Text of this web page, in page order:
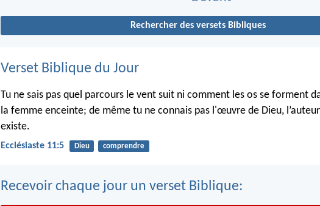
Rechercher des versets Bibliques
Verset Biblique du Jour
Tu ne sais pas quel parcours le vent suit ni comment les os se forment
la femme enceinte; de même tu ne connais pas l'œuvre de Dieu,
existe.
Ecclésiaste 11:5 Dieu comprendre
Recevoir chaque jour un verset Biblique: